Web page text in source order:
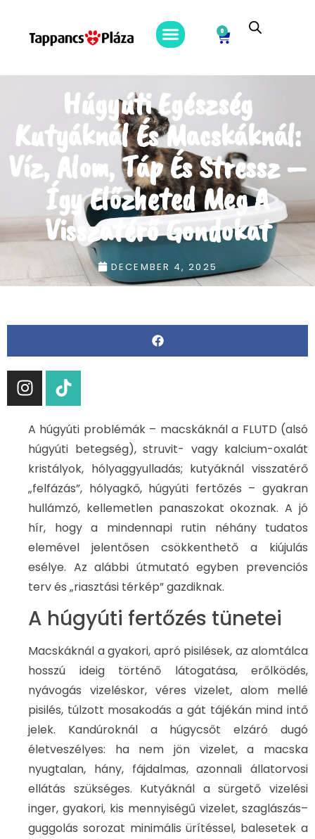
0
Húgyúti Egészség
Kutyáknál És Macskáknál:
Víz, Alom, Táp És Stressz –
Így Előzheted Meg A
Visszatérő Gondokat
DECEMBER 4, 2025
A húgyúti problémák – macskáknál a FLUTD (alsó
húgyúti betegség), struvit- vagy kalcium-oxalát
kristályok, hólyaggyulladás; kutyáknál visszatérő
„felfázás”, hólyagkő, húgyúti fertőzés – gyakran
hullámzó, kellemetlen panaszokat okoznak. A jó
hír, hogy a mindennapi rutin néhány tudatos
elemével jelentősen csökkenthető a kiújulás
esélye. Az alábbi útmutató egyben prevenciós
terv és „riasztási térkép” gazdiknak.
A húgyúti fertőzés tünetei​
Macskáknál a gyakori, apró pisilések, az alomtálca
hosszú ideig történő látogatása, erőlködés,
nyávogás vizeléskor, véres vizelet, alom mellé
pisilés, túlzott mosakodás a gát tájékán mind intő
jelek. Kandúroknál a húgycsőt elzáró dugó
életveszélyes: ha nem jön vizelet, a macska
nyugtalan, hány, fájdalmas, azonnali állatorvosi
ellátás szükséges. Kutyáknál a sürgető vizelési
inger, gyakori, kis mennyiségű vizelet, szaglászás–
guggolás sorozat minimális ürítéssel, balesetek a